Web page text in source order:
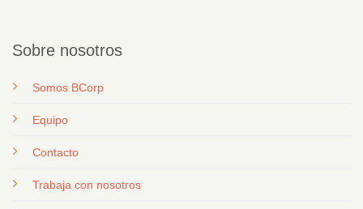
Sobre nosotros
Somos BCorp
Equipo
Contacto
Trabaja con nosotros